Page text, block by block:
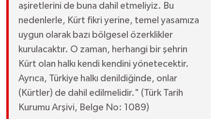
aşiretlerini de buna dahil etmeliyiz. Bu
nedenlerle, Kürt fikri yerine, temel yasamıza
uygun olarak bazı bölgesel özerklikler
kurulacaktır. O zaman, herhangi bir şehrin
Kürt olan halkı kendi kendini yönetecektir.
Ayrıca, Türkiye halkı denildiğinde, onlar
(Kürtler) de dahil edilmelidir." (Türk Tarih
Kurumu Arşivi, Belge No: 1089)